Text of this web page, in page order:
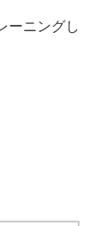
ーニングし